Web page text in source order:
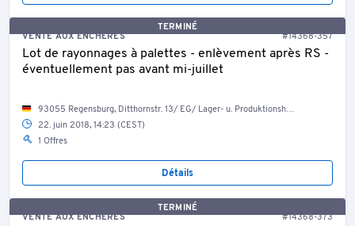
TERMINÉ
VENTE AUX ENCHÈRES
#14368-357
Lot de rayonnages à palettes - enlèvement après RS -
éventuellement pas avant mi-juillet
93055 Regensburg, Ditthornstr. 13/ EG/ Lager- u. Produktionshalle
22. juin 2018, 14:23 (CEST)
1 Offres
Détails
TERMINÉ
VENTE AUX ENCHÈRES
#14368-373